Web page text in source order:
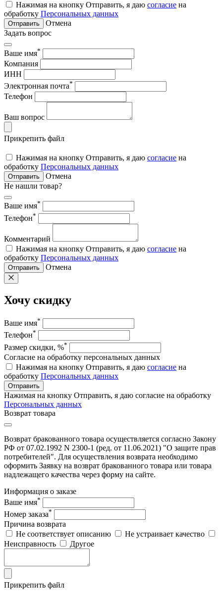
Нажимая на кнопку Отправить, я даю согласие на
обработку Персональных данных
Отправить
Отмена
Задать вопрос
Ваше имя*
Компания
ИНН
Электронная почта*
Телефон
Ваш вопрос
Прикрепить файл
Нажимая на кнопку Отправить, я даю согласие на
обработку Персональных данных
Отправить
Отмена
Не нашли товар?
Ваше имя*
Телефон*
Комментарий
Нажимая на кнопку Отправить, я даю согласие на
обработку Персональных данных
Отправить Отмена
Хочу скидку
Ваше имя*
Телефон*
Размер скидки, %*
Согласие на обработку персональных данных
Нажимая на кнопку Отправить, я даю согласие на
обработку Персональных данных
Отправить
Нажимая на кнопку Отправить, я даю согласие на обработку
Персональных данных
Возврат товара
Возврат бракованного товара осуществляется согласно Закону
РФ от 07.02.1992 N 2300-1 (ред. от 11.06.2021) "О защите прав
потребителей". Для осуществления возврата необходимо
оформить Заявку на возврат бракованного товара или товара
надлежащего качества через форму на сайте.
Информация о заказе
Ваше имя*
Номер заказа*
Причина возврата
Не соответствует описанию
Не устраивает качество
Неисправность
Другое
Прикрепить файл